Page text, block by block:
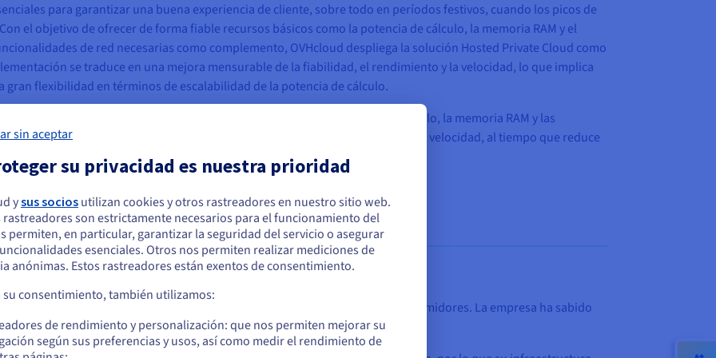
para garantizar una buena experiencia de cliente, sobre todo en períodos festivos, cuando los picos de
el objetivo de ofrecer de forma fiable recursos básicos como la potencia de cálculo, la memoria RAM y el
de red necesarias como complemento, OVHcloud despliega la solución Hosted Private Cloud como
se traduce en una mejora mensurable de la fiabilidad, el rendimiento y la velocidad, lo que implica
flexibilidad en términos de escalabilidad de la potencia de cálculo.
de OVHcloud para garantizar recursos básicos como la potencia de cálculo, la memoria RAM y las
de su infraestructura. El SDDC ofrece fiabilidad, rendimiento y velocidad, al tiempo que reduce
en términos de escalabilidad y potencia de cálculo.
que resista el paso del tiempo
de ocio de Ravensburger es una marca de calidad muy valorada por los consumidores. La empresa ha sabido
de una larga tradición de juguetes educativos.
que está ubicado en Estados Unidos
hacer un pedido desde Estados Unidos, deberá buscar el sitio web
y crear una cuenta.
us.ovhcloud.com/
Inglés USD - $
sin aceptar
su privacidad es nuestra prioridad
ysus socios utilizan cookies y otros rastreadores en nuestro sitio web.
rastreadores son estrictamente necesarios para el funcionamiento del
permiten, en particular, garantizar la seguridad del servicio o asegurar
esenciales. Otros nos permiten realizar mediciones de
anónimas. Estos rastreadores están exentos de consentimiento.
su consentimiento, también utilizamos:
de rendimiento y personalización: que nos permiten mejorar su
según sus preferencias y usos, así como medir el rendimiento de